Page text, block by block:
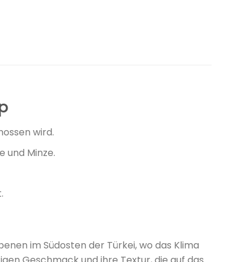
wird.
und Minze.
im Südosten der Türkei, wo das Klima